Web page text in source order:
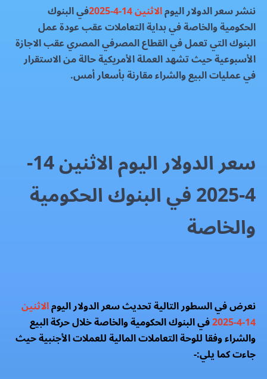
ننشر سعر الدولار اليومالاثنين 14-4-2025 في البنوك
الحكومية والخاصة في بداية التعاملات عقب عودة عمل
البنوك التي تعمل في القطاع المصرفي المصري عقب الاجازة
الأسبوعية حيث تشهد العملة الأمريكية حالة من الاستقرار
في عمليات البيع والشراء مقارنة بأسعار أمس.
سعر الدولار اليوم الاثنين 14-
4-2025 في البنوك الحكومية
والخاصة
نعرض في السطور التالية تحديث سعر الدولار اليومالاثنين
14-4-2025 في البنوك الحكومية والخاصة خلال حركة البيع
والشراء وفقا للوحة التعاملات المالية للعملات الأجنبية حيث
جاءت كما يلي:-